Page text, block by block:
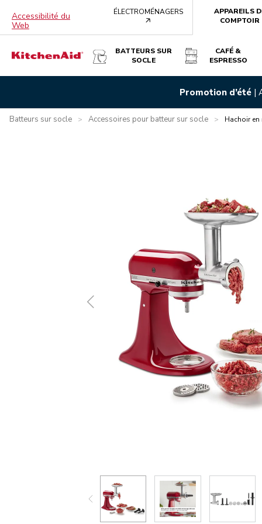
Accessibilité du
Web
ÉLECTROMÉNAGERS
APPAREILS
COMPTOIR
BATTEURS SUR
SOCLE
CAFÉ &
ESPRESSO
Promotion d’été |
Batteurs sur socle > Accessoires pour batteur sur socle > Hachoir
Avantages